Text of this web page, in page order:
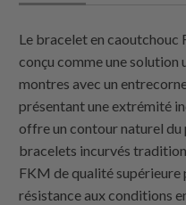
Le bracelet en
conçu comme une solution
montres avec un
présentant une extrémité
offre un contour naturel du
bracelets incurvés
FKM de qualité
résistance aux conditions